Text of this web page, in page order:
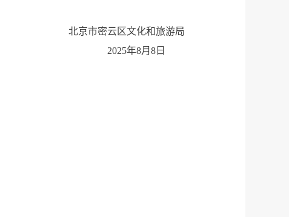
北京市密云区文化和旅游局
2025年8月8日